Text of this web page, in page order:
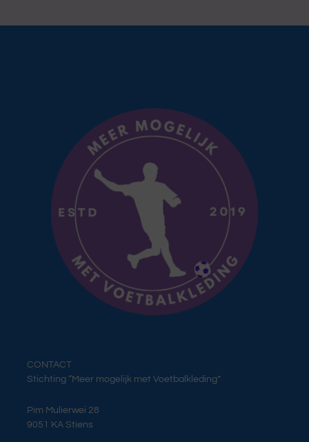
CONTACT
Stichting “Meer mogelijk met Voetbalkleding”
Pim Mulierwei 28
9051 KA Stiens